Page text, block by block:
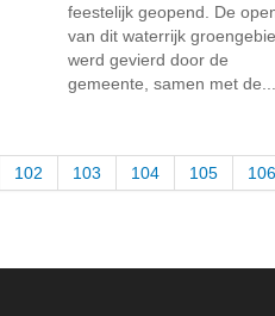
feestelijk geopend. De
van dit waterrijk
werd gevierd door de
gemeente, samen met de...
102 103 104 105 106